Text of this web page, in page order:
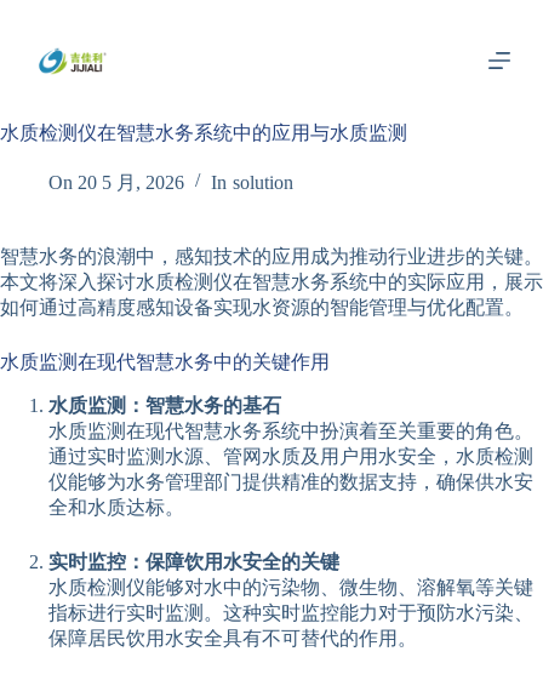
内
水质检测仪在智慧水务系统中的应用与水质监测
On 20 5 月, 2026 In solution
智慧水务的浪潮中，感知技术的应用成为推动行业进步的关键。
本文将深入探讨水质检测仪在智慧水务系统中的实际应用，展示
如何通过高精度感知设备实现水资源的智能管理与优化配置。
水质监测在现代智慧水务中的关键作用
水质监测：智慧水务的基石
水质监测在现代智慧水务系统中扮演着至关重要的角色。
通过实时监测水源、管网水质及用户用水安全，水质检测
仪能够为水务管理部门提供精准的数据支持，确保供水安
全和水质达标。
实时监控：保障饮用水安全的关键
水质检测仪能够对水中的污染物、微生物、溶解氧等关键
指标进行实时监测。这种实时监控能力对于预防水污染、
保障居民饮用水安全具有不可替代的作用。